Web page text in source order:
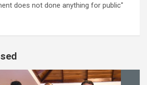
does not done anything for public"